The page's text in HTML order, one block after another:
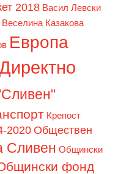
2018 Васил Левски
Веселина Казакова
Европа
Крепост
2020 Обществен
Сливен Общински
фонд